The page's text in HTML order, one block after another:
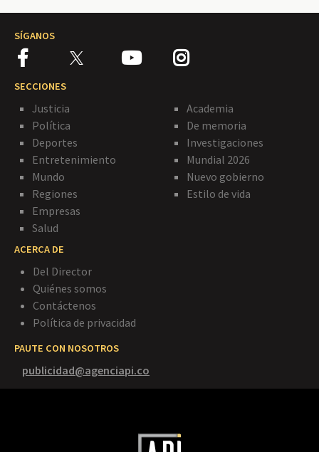
SÍGANOS
SECCIONES
Justicia
Política
Deportes
Entretenimiento
Mundo
Regiones
Empresas
Salud
Academia
De memoria
Investigaciones
Mundial 2026
Nuevo gobierno
Estilo de vida
ACERCA DE
Del Director
Quiénes somos
Contáctenos
Política de privacidad
PAUTE CON NOSOTROS
publicidad@agenciapi.co